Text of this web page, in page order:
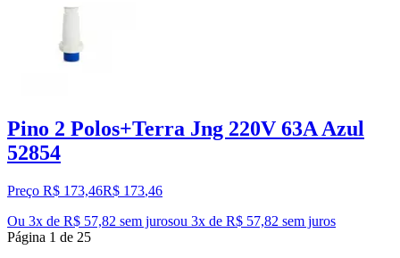
Pino 2 Polos+Terra Jng 220V 63A Azul
52854
Preço R$ 173,46R$ 173,46
Ou 3x de R$ 57,82 sem jurosou 3x de R$ 57,82 sem juros
Página 1 de 25